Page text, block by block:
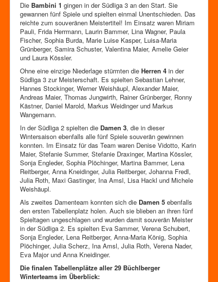
Die Bambini 1 gingen in der Südliga 3 an den Start. Sie
gewannen fünf Spiele und spielten einmal Unentschieden. Das
reichte zum souveränen Meistertitel! Im Einsatz waren Miriam
Pauli, Frida Herrmann, Laurin Bammer, Lina Wagner, Paula
Fischer, Sophia Burda, Marie Luise Kasper, Luisa-Maria
Grünberger, Samira Schuster, Valentina Maier, Amelie Geier
und Laura Kössler.
Ohne eine einzige Niederlage stürmten die Herren 4 in der
Südliga 3 zur Meisterschaft. Es spielten Sebastian Lehner,
Hannes Stockinger, Werner Weishäupl, Alexander Maier,
Andreas Maier, Thomas Jungwirth, Rainer Grünberger, Ronny
Kästner, Daniel Marold, Markus Weidinger und Markus
Wangemann.
In der Südliga 2 spielten die Damen 3, die in dieser
Wintersaison ebenfalls alle fünf Spiele souverän gewinnen
konnten. Im Einsatz für das Team waren Denise Vidotto, Karin
Maier, Stefanie Summer, Stefanie Draxinger, Martina Kössler,
Sonja Engleder, Sophia Plöchinger, Martina Bammer, Lena
Reitberger, Anna Kneidinger, Julia Reitberger, Johanna Fredl,
Julia Roth, Maxi Gastinger, Ina Amsl, Lisa Hackl und Michele
Weishäupl.
Als zweites Damenteam konnten sich die Damen 5 ebenfalls
den ersten Tabellenplatz holen. Auch sie blieben an ihren fünf
Spieltagen ungeschlagen und wurden damit souverän Meister
in der Südliga 2. Es spielten Eva Sammer, Verena Schubert,
Sonja Engleder, Lena Reitberger, Anna-Maria König, Sophia
Plöchinger, Julia Scherz, Ina Amsl, Julia Roth, Verena Nader,
Eva Major und Anna Kneidinger.
Die finalen Tabellenplätze aller 29 Büchlberger
Winterteams im Überblick: